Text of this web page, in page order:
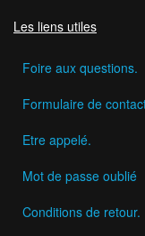
Les liens utiles
Foire aux questions.
Formulaire de
Etre appelé.
Mot de passe oublié
Conditions de retour.